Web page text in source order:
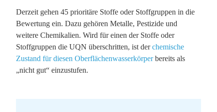
Derzeit gehen 45 prioritäre Stoffe oder Stoffgruppen in die
Bewertung ein. Dazu gehören Metalle, Pestizide und
weitere Chemikalien. Wird für einen der Stoffe oder
Stoffgruppen die UQN überschritten, ist derchemische
Zustand für diesen Oberflächenwasserkörperbereits als
„nicht gut“ einzustufen.